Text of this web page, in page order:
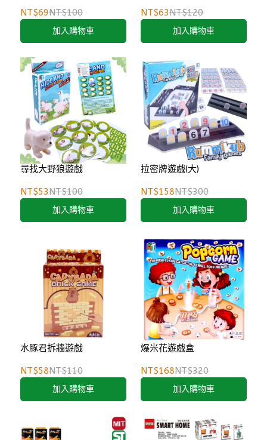
NT$69NT$100
加入購物車
NT$63NT$120
加入購物車
尋找大野狼遊戲
NT$53NT$100
加入購物車
拉密牌遊戲(大)
NT$158NT$300
加入購物車
水豚君拆牆遊戲
NT$58NT$110
加入購物車
爆米花遊戲盒
NT$168NT$320
加入購物車